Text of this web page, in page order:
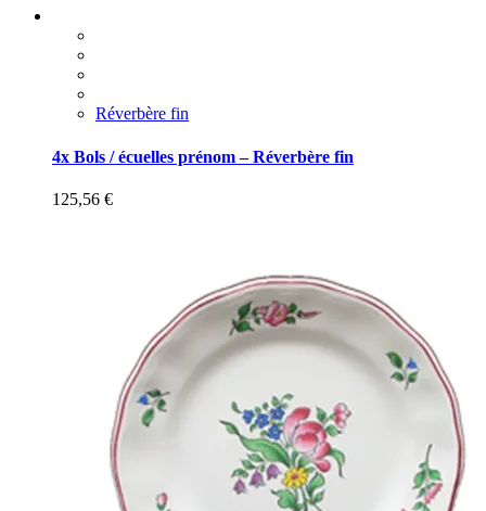
Réverbère fin
4x Bols / écuelles prénom – Réverbère fin
125,56 €